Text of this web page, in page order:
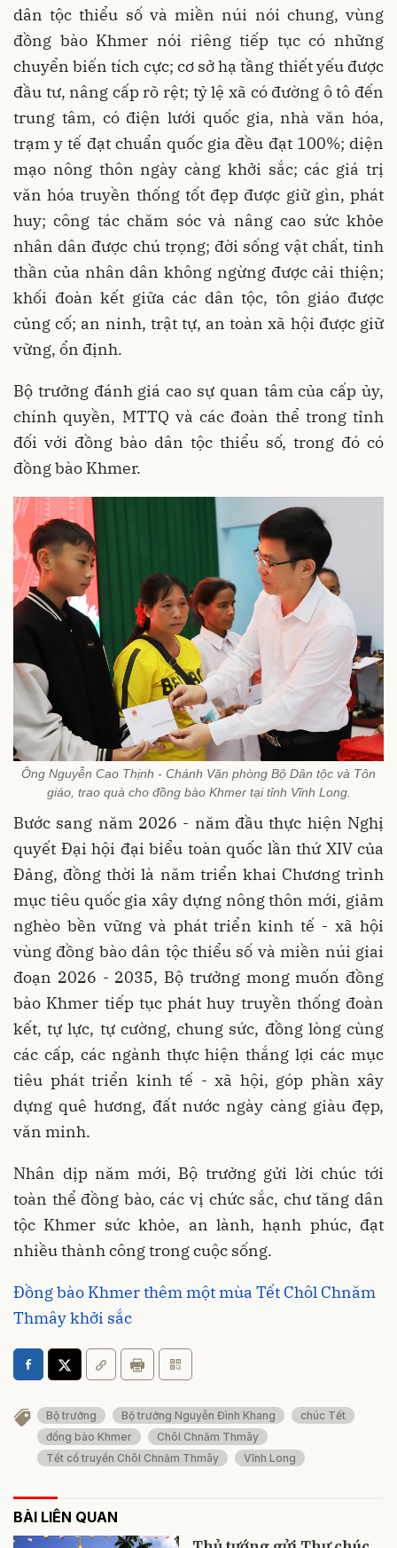
dân tộc thiểu số và miền núi nói chung, vùng
đồng bào Khmer nói riêng tiếp tục có những
chuyển biến tích cực; cơ sở hạ tầng thiết yếu được
đầu tư, nâng cấp rõ rệt; tỷ lệ xã có đường ô tô đến
trung tâm, có điện lưới quốc gia, nhà văn hóa,
trạm y tế đạt chuẩn quốc gia đều đạt 100%; diện
mạo nông thôn ngày càng khởi sắc; các giá trị
văn hóa truyền thống tốt đẹp được giữ gìn, phát
huy; công tác chăm sóc và nâng cao sức khỏe
nhân dân được chú trọng; đời sống vật chất, tinh
thần của nhân dân không ngừng được cải thiện;
khối đoàn kết giữa các dân tộc, tôn giáo được
củng cố; an ninh, trật tự, an toàn xã hội được giữ
vững, ổn định.
Bộ trưởng đánh giá cao sự quan tâm của cấp ủy,
chính quyền, MTTQ và các đoàn thể trong tỉnh
đối với đồng bào dân tộc thiểu số, trong đó có
đồng bào Khmer.
Ông Nguyễn Cao Thịnh - Chánh Văn phòng Bộ Dân tộc và Tôn
giáo, trao quà cho đồng bào Khmer tại tỉnh Vĩnh Long.
Bước sang năm 2026 - năm đầu thực hiện Nghị
quyết Đại hội đại biểu toàn quốc lần thứ XIV của
Đảng, đồng thời là năm triển khai Chương trình
mục tiêu quốc gia xây dựng nông thôn mới, giảm
nghèo bền vững và phát triển kinh tế - xã hội
vùng đồng bào dân tộc thiểu số và miền núi giai
đoạn 2026 - 2035, Bộ trưởng mong muốn đồng
bào Khmer tiếp tục phát huy truyền thống đoàn
kết, tự lực, tự cường, chung sức, đồng lòng cùng
các cấp, các ngành thực hiện thắng lợi các mục
tiêu phát triển kinh tế - xã hội, góp phần xây
dựng quê hương, đất nước ngày càng giàu đẹp,
văn minh.
Nhân dịp năm mới, Bộ trưởng gửi lời chúc tới
toàn thể đồng bào, các vị chức sắc, chư tăng dân
tộc Khmer sức khỏe, an lành, hạnh phúc, đạt
nhiều thành công trong cuộc sống.
Đồng bào Khmer thêm một mùa Tết Chôl Chnăm
Thmây khởi sắc
Bộ trưởng Bộ trưởng Nguyễn Đình Khang
chúc Tết
đồng bào Khmer
Chôl Chnăm Thmây
Tết cổ truyền Chôl Chnăm Thmây
Vĩnh Long
BÀI LIÊN QUAN